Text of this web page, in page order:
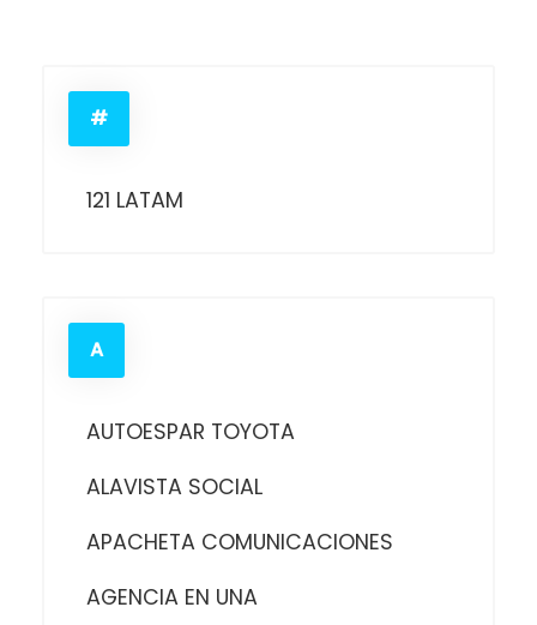
#
121 LATAM
A
AUTOESPAR TOYOTA
ALAVISTA SOCIAL
APACHETA COMUNICACIONES
AGENCIA EN UNA